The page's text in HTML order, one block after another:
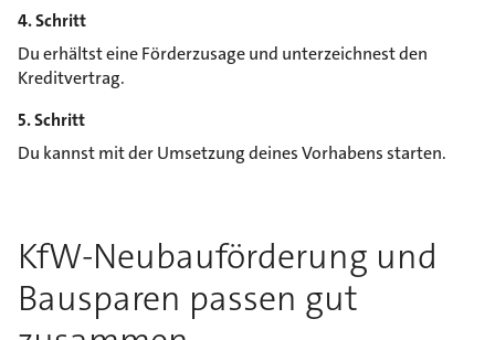
4. Schritt
Du erhältst eine Förderzusage und unterzeichnest den
Kreditvertrag.
5. Schritt
Du kannst mit der Umsetzung deines Vorhabens starten.
KfW-Neubauförderung und
Bausparen passen gut